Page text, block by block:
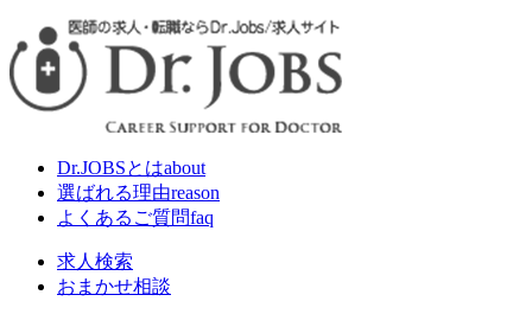
Dr.JOBSとはabout
選ばれる理由reason
よくあるご質問faq
求人検索
おまかせ相談